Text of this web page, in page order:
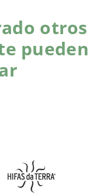
otros
pueden